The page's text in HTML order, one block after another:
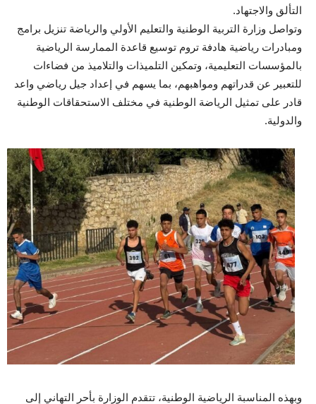
التألق والاجتهاد.
وتواصل وزارة التربية الوطنية والتعليم الأولي والرياضة تنزيل برامج
ومبادرات رياضية هادفة تروم توسيع قاعدة الممارسة الرياضية
بالمؤسسات التعليمية، وتمكين التلميذات والتلاميذ من فضاءات
للتعبير عن قدراتهم ومواهبهم، بما يسهم في إعداد جيل رياضي واعد
قادر على تمثيل الرياضة الوطنية في مختلف الاستحقاقات الوطنية
والدولية.
وبهذه المناسبة الرياضية الوطنية، تتقدم الوزارة بأحر التهاني إلى